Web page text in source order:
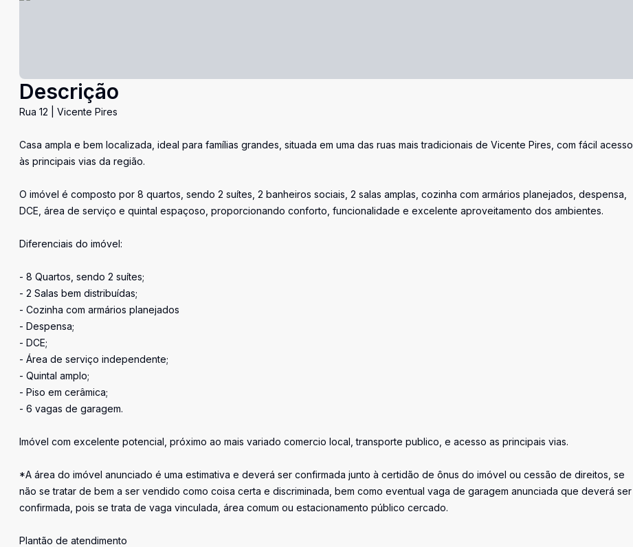
Descrição
Rua 12 | Vicente Pires
Casa ampla e bem localizada, ideal para famílias grandes, situada em uma das ruas mais tradicionais de Vicente Pires, com fácil acesso
às principais vias da região.
O imóvel é composto por 8 quartos, sendo 2 suítes, 2 banheiros sociais, 2 salas amplas, cozinha com armários planejados, despensa,
DCE, área de serviço e quintal espaçoso, proporcionando conforto, funcionalidade e excelente aproveitamento dos ambientes.
Diferenciais do imóvel:
- 8 Quartos, sendo 2 suítes;
- 2 Salas bem distribuídas;
- Cozinha com armários planejados
- Despensa;
- DCE;
- Área de serviço independente;
- Quintal amplo;
- Piso em cerâmica;
- 6 vagas de garagem.
Imóvel com excelente potencial, próximo ao mais variado comercio local, transporte publico, e acesso as principais vias.
*A área do imóvel anunciado é uma estimativa e deverá ser confirmada junto à certidão de ônus do imóvel ou cessão de direitos, se
não se tratar de bem a ser vendido como coisa certa e discriminada, bem como eventual vaga de garagem anunciada que deverá ser
confirmada, pois se trata de vaga vinculada, área comum ou estacionamento público cercado.
Plantão de atendimento